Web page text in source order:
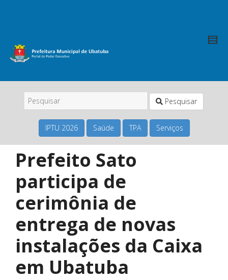
Pesquisar
IPTU 2026 Saúde TPA Serviços
Prefeito Sato
participa de
cerimônia de
entrega de novas
instalações da Caixa
em Ubatuba